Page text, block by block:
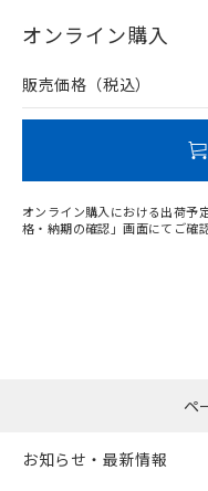
在庫等で未対応品が混
問い合わせください。
オンライン購入
販売価格（税込）
オンライン購入における出荷予
格・納期の確認」画面にてご確
ペ
お知らせ・最新情報